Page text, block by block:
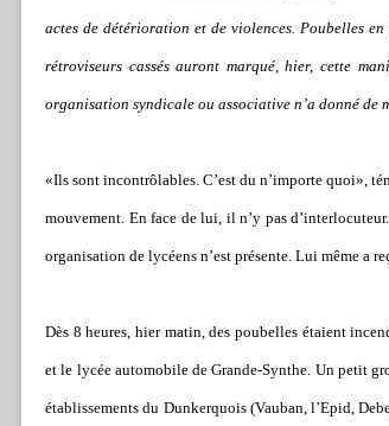
actes de détérioration et de violences. Poubelles
rétroviseurs cassés auront marqué, hier, cette
organisation syndicale ou associative n ’a donné de
«Ils sont incontrôlables. C’est du n’importe quoi»,
mouvement. En face de lui, il n’y pas d’
organisation de lycéens n’est présente. Lui même a
Dès 8 heures, hier matin, des poubelles étaient
et le lycée automobile de Grande-Synthe. Un petit
établissements du Dunkerquois (Vauban, l’Epid,